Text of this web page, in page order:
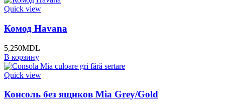
Quick view
Комод Havana
5,250MDL
В корзину
Quick view
Консоль без ящиков Mia Grey/Gold